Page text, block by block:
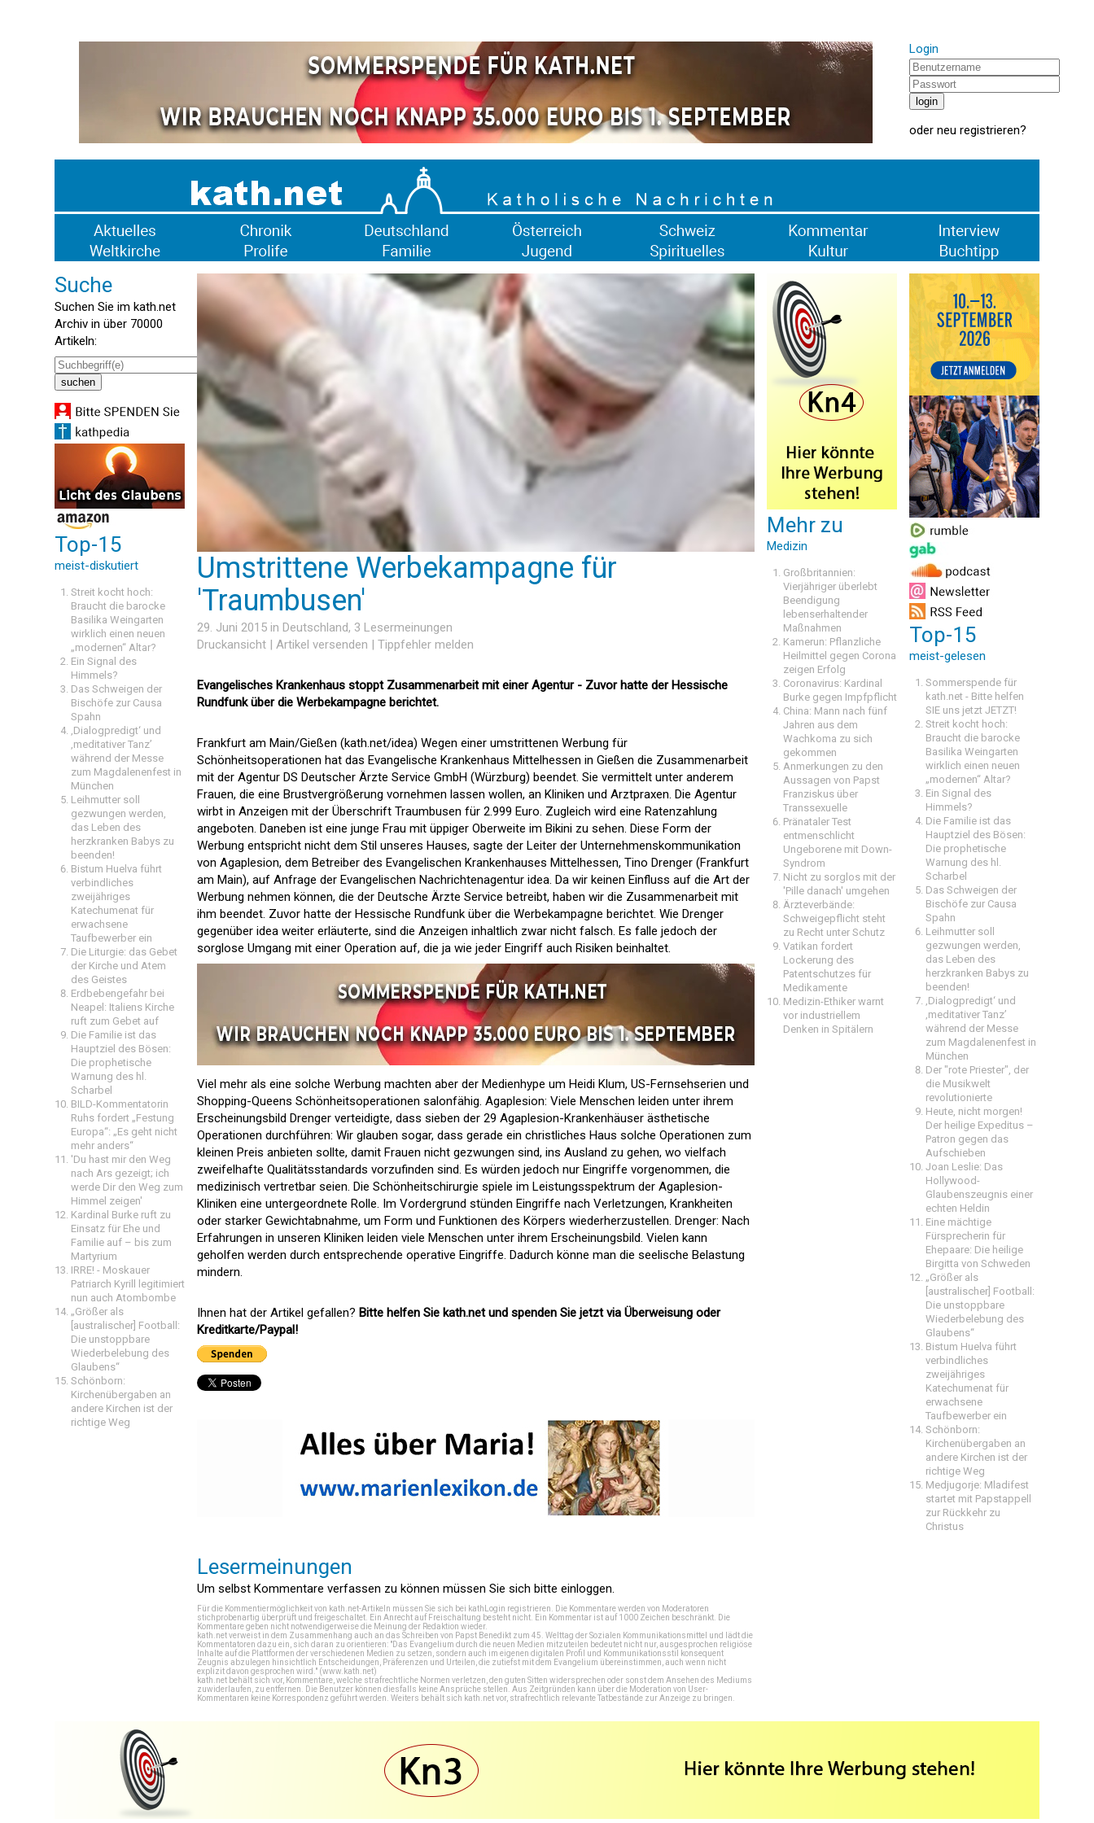
Login
oder neu registrieren?
Suche
Suchen Sie im kath.net
Archiv in über 70000
Artikeln:
Top-15
meist-diskutiert
Streit kocht hoch:
Braucht die barocke
Basilika Weingarten
wirklich einen neuen
„modernen“ Altar?
Ein Signal des
Himmels?
Das Schweigen der
Bischöfe zur Causa
Spahn
‚Dialogpredigt‘ und
‚meditativer Tanz’
während der Messe
zum Magdalenenfest in
München
Leihmutter soll
gezwungen werden,
das Leben des
herzkranken Babys zu
beenden!
Bistum Huelva führt
verbindliches
zweijähriges
Katechumenat für
erwachsene
Taufbewerber ein
Die Liturgie: das Gebet
der Kirche und Atem
des Geistes
Erdbebengefahr bei
Neapel: Italiens Kirche
ruft zum Gebet auf
Die Familie ist das
Hauptziel des Bösen:
Die prophetische
Warnung des hl.
Scharbel
BILD-Kommentatorin
Ruhs fordert „Festung
Europa“: „Es geht nicht
mehr anders“
'Du hast mir den Weg
nach Ars gezeigt; ich
werde Dir den Weg zum
Himmel zeigen'
Kardinal Burke ruft zu
Einsatz für Ehe und
Familie auf – bis zum
Martyrium
IRRE! - Moskauer
Patriarch Kyrill legitimiert
nun auch Atombombe
„Größer als
[australischer] Football:
Die unstoppbare
Wiederbelebung des
Glaubens“
Schönborn:
Kirchenübergaben an
andere Kirchen ist der
richtige Weg
Umstrittene Werbekampagne für
'Traumbusen'
29. Juni 2015 in Deutschland, 3 Lesermeinungen
Druckansicht | Artikel versenden | Tippfehler melden
Evangelisches Krankenhaus stoppt Zusammenarbeit mit einer Agentur - Zuvor hatte der Hessische
Rundfunk über die Werbekampagne berichtet.
Frankfurt am Main/Gießen (kath.net/idea) Wegen einer umstrittenen Werbung für
Schönheitsoperationen hat das Evangelische Krankenhaus Mittelhessen in Gießen die Zusammenarbeit
mit der Agentur DS Deutscher Ärzte Service GmbH (Würzburg) beendet. Sie vermittelt unter anderem
Frauen, die eine Brustvergrößerung vornehmen lassen wollen, an Kliniken und Arztpraxen. Die Agentur
wirbt in Anzeigen mit der Überschrift Traumbusen für 2.999 Euro. Zugleich wird eine Ratenzahlung
angeboten. Daneben ist eine junge Frau mit üppiger Oberweite im Bikini zu sehen. Diese Form der
Werbung entspricht nicht dem Stil unseres Hauses, sagte der Leiter der Unternehmenskommunikation
von Agaplesion, dem Betreiber des Evangelischen Krankenhauses Mittelhessen, Tino Drenger (Frankfurt
am Main), auf Anfrage der Evangelischen Nachrichtenagentur idea. Da wir keinen Einfluss auf die Art der
Werbung nehmen können, die der Deutsche Ärzte Service betreibt, haben wir die Zusammenarbeit mit
ihm beendet. Zuvor hatte der Hessische Rundfunk über die Werbekampagne berichtet. Wie Drenger
gegenüber idea weiter erläuterte, sind die Anzeigen inhaltlich zwar nicht falsch. Es falle jedoch der
sorglose Umgang mit einer Operation auf, die ja wie jeder Eingriff auch Risiken beinhaltet.
Viel mehr als eine solche Werbung machten aber der Medienhype um Heidi Klum, US-Fernsehserien und
Shopping-Queens Schönheitsoperationen salonfähig. Agaplesion: Viele Menschen leiden unter ihrem
Erscheinungsbild Drenger verteidigte, dass sieben der 29 Agaplesion-Krankenhäuser ästhetische
Operationen durchführen: Wir glauben sogar, dass gerade ein christliches Haus solche Operationen zum
kleinen Preis anbieten sollte, damit Frauen nicht gezwungen sind, ins Ausland zu gehen, wo vielfach
zweifelhafte Qualitätsstandards vorzufinden sind. Es würden jedoch nur Eingriffe vorgenommen, die
medizinisch vertretbar seien. Die Schönheitschirurgie spiele im Leistungsspektrum der Agaplesion-
Kliniken eine untergeordnete Rolle. Im Vordergrund stünden Eingriffe nach Verletzungen, Krankheiten
oder starker Gewichtabnahme, um Form und Funktionen des Körpers wiederherzustellen. Drenger: Nach
Erfahrungen in unseren Kliniken leiden viele Menschen unter ihrem Erscheinungsbild. Vielen kann
geholfen werden durch entsprechende operative Eingriffe. Dadurch könne man die seelische Belastung
mindern.
Ihnen hat der Artikel gefallen? Bitte helfen Sie kath.net und spenden Sie jetzt via Überweisung oder
Kreditkarte/Paypal!
Lesermeinungen
Um selbst Kommentare verfassen zu können müssen Sie sich bitte einloggen.
Für die Kommentiermöglichkeit von kath.net-Artikeln müssen Sie sich bei kathLogin registrieren . Die Kommentare werden von Moderatoren
stichprobenartig überprüft und freigeschaltet. Ein Anrecht auf Freischaltung besteht nicht. Ein Kommentar ist auf 1000 Zeichen beschränkt. Die
Kommentare geben nicht notwendigerweise die Meinung der Redaktion wieder.
kath.net verweist in dem Zusammenhang auch an das Schreiben von Papst Benedikt zum 45. Welttag der Sozialen Kommunikationsmittel und lädt die
Kommentatoren dazu ein, sich daran zu orientieren: "Das Evangelium durch die neuen Medien mitzuteilen bedeutet nicht nur, ausgesprochen religiöse
Inhalte auf die Plattformen der verschiedenen Medien zu setzen, sondern auch im eigenen digitalen Profil und Kommunikationsstil konsequent
Zeugnis abzulegen hinsichtlich Entscheidungen, Präferenzen und Urteilen, die zutiefst mit dem Evangelium übereinstimmen, auch wenn nicht
explizit davon gesprochen wird." (www.kath.net)
kath.net behält sich vor, Kommentare, welche strafrechtliche Normen verletzen, den guten Sitten widersprechen oder sonst dem Ansehen des Mediums
zuwiderlaufen, zu entfernen. Die Benutzer können diesfalls keine Ansprüche stellen. Aus Zeitgründen kann über die Moderation von User-
Kommentaren keine Korrespondenz geführt werden. Weiters behält sich kath.net vor, strafrechtlich relevante Tatbestände zur Anzeige zu bringen.
Mehr zu
Medizin
Großbritannien:
Vierjähriger überlebt
Beendigung
lebenserhaltender
Maßnahmen
Kamerun: Pflanzliche
Heilmittel gegen Corona
zeigen Erfolg
Coronavirus: Kardinal
Burke gegen Impfpflicht
China: Mann nach fünf
Jahren aus dem
Wachkoma zu sich
gekommen
Anmerkungen zu den
Aussagen von Papst
Franziskus über
Transsexuelle
Pränataler Test
entmenschlicht
Ungeborene mit Down-
Syndrom
Nicht zu sorglos mit der
'Pille danach' umgehen
Ärzteverbände:
Schweigepflicht steht
zu Recht unter Schutz
Vatikan fordert
Lockerung des
Patentschutzes für
Medikamente
Medizin-Ethiker warnt
vor industriellem
Denken in Spitälern
Top-15
meist-gelesen
Sommerspende für
kath.net - Bitte helfen
SIE uns jetzt JETZT!
Streit kocht hoch:
Braucht die barocke
Basilika Weingarten
wirklich einen neuen
„modernen“ Altar?
Ein Signal des
Himmels?
Die Familie ist das
Hauptziel des Bösen:
Die prophetische
Warnung des hl.
Scharbel
Das Schweigen der
Bischöfe zur Causa
Spahn
Leihmutter soll
gezwungen werden,
das Leben des
herzkranken Babys zu
beenden!
‚Dialogpredigt‘ und
‚meditativer Tanz’
während der Messe
zum Magdalenenfest in
München
Der "rote Priester", der
die Musikwelt
revolutionierte
Heute, nicht morgen!
Der heilige Expeditus –
Patron gegen das
Aufschieben
Joan Leslie: Das
Hollywood-
Glaubenszeugnis einer
echten Heldin
Eine mächtige
Fürsprecherin für
Ehepaare: Die heilige
Birgitta von Schweden
„Größer als
[australischer] Football:
Die unstoppbare
Wiederbelebung des
Glaubens“
Bistum Huelva führt
verbindliches
zweijähriges
Katechumenat für
erwachsene
Taufbewerber ein
Schönborn:
Kirchenübergaben an
andere Kirchen ist der
richtige Weg
Medjugorje: Mladifest
startet mit Papstappell
zur Rückkehr zu
Christus